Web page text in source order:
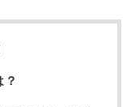
？